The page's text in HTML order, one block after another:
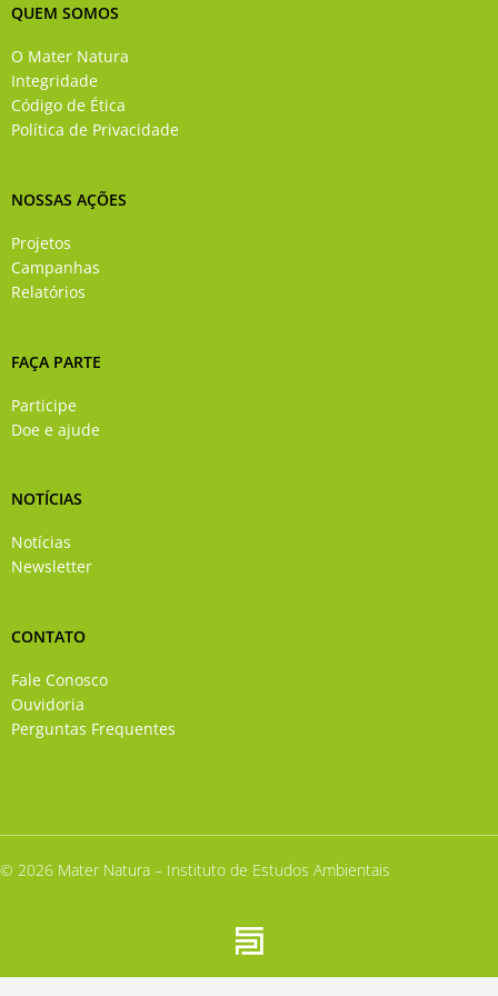
f
QUEM SOMOS
O Mater Natura
Integridade
Código de Ética
Política de Privacidade
NOSSAS AÇÕES
Projetos
Campanhas
Relatórios
FAÇA PARTE
Participe
Doe e ajude
NOTÍCIAS
Notícias
Newsletter
CONTATO
Fale Conosco
Ouvidoria
Perguntas Frequentes
© 2026 Mater Natura – Instituto de Estudos Ambientais